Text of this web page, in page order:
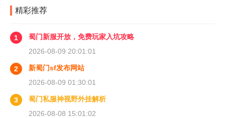
精彩推荐
1
蜀门新服开放，免费玩家入坑攻略
2026-08-09 20:01:01
2
新蜀门sf发布网站
2026-08-09 01:30:01
3
蜀门私服神视野外挂解析
2026-08-08 15:01:02